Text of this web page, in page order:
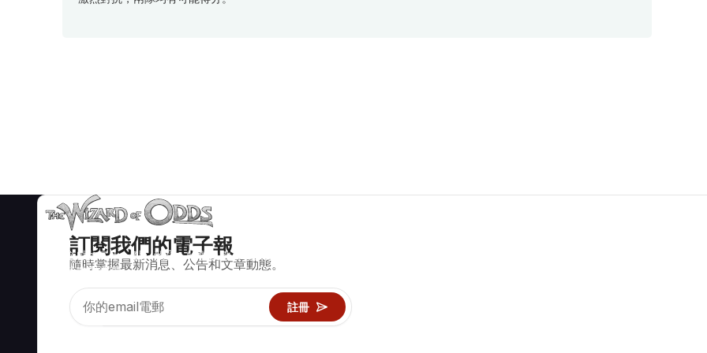
訂閱我們的電子報
隨時掌握最新消息、公告和文章動態。
註冊
賭場遊戲如二十一點、骰寶、輪盤及數百種其他可玩遊戲的數學
正確策略與資訊。